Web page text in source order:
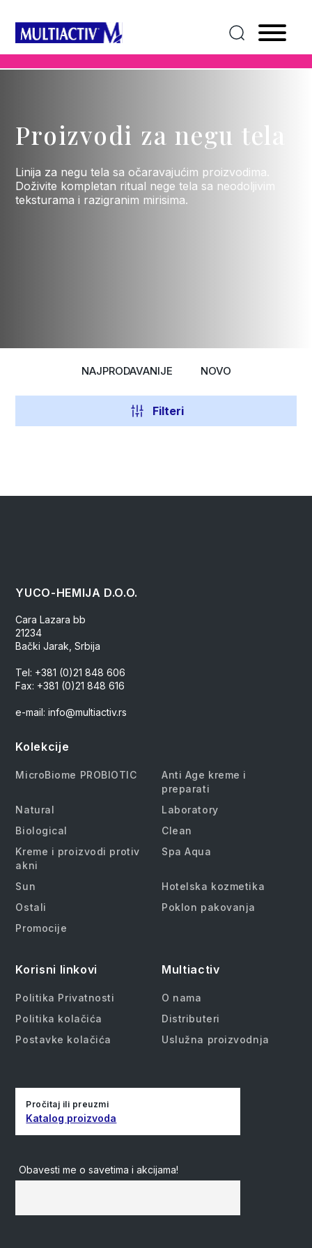
Proizvodi za negu tela
Linija za negu tela sa očaravajućim proizvodima.
Doživite kompletan ritual nege tela sa neodoljivim
teksturama i razigranim mirisima.
NAJPRODAVANIJE NOVO
Filteri
YUCO-HEMIJA D.O.O.
Cara Lazara bb
21234
Bački Jarak, Srbija
Tel: +381 (0)21 848 606
Fax: +381 (0)21 848 616
e-mail: info@multiactiv.rs
Kolekcije
MicroBiome PROBIOTIC
Anti Age kreme i
preparati
Natural
Laboratory
Biological
Clean
Kreme i proizvodi protiv
akni
Spa Aqua
Sun
Hotelska kozmetika
Ostali
Poklon pakovanja
Promocije
Korisni linkovi
Politika Privatnosti
Politika kolačića
Postavke kolačića
Multiactiv
O nama
Distributeri
Uslužna proizvodnja
Pročitaj ili preuzmi
Katalog proizvoda
Obavesti me o savetima i akcijama!